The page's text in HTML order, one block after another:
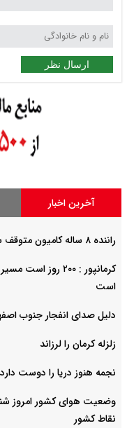
ارسال نظر
آخرین اخبار
راننده ۸ ساله کامیون متوقف شد
کرمانپور : ۲۰۰
است
دلیل صدای انفجار جنوب
زلزله کرمان را لرزاند
نجمه هنوز دریا را دوست دارد
نقاط کشور